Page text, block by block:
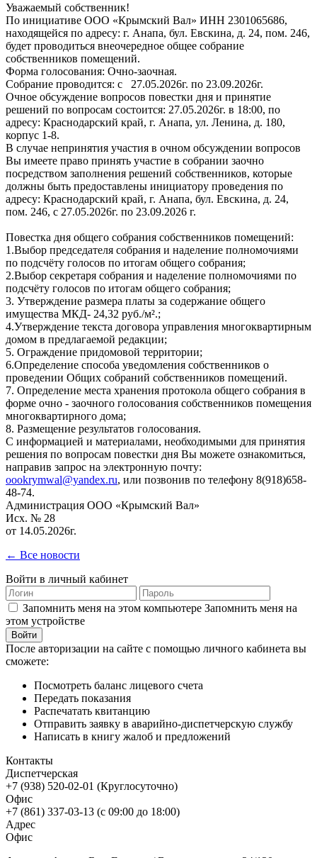
Уважаемый собственник!
По инициативе ООО «Крымский Вал» ИНН 2301065686,
находящейся по адресу: г. Анапа, бул. Евскина, д. 24, пом. 246,
будет проводиться внеочередное общее собрание
собственников помещений.
Форма голосования: Очно-заочная.
Собрание проводится: с 27.05.2026г. по 23.09.2026г.
Очное обсуждение вопросов повестки дня и принятие
решений по вопросам состоится: 27.05.2026г. в 18:00, по
адресу: Краснодарский край, г. Анапа, ул. Ленина, д. 180,
корпус 1-8.
В случае непринятия участия в очном обсуждении вопросов
Вы имеете право принять участие в собрании заочно
посредством заполнения решений собственников, которые
должны быть предоставлены инициатору проведения по
адресу: Краснодарский край, г. Анапа, бул. Евскина, д. 24,
пом. 246, с 27.05.2026г. по 23.09.2026 г.
Повестка дня общего собрания собственников помещений:
1.Выбор председателя собрания и наделение полномочиями
по подсчёту голосов по итогам общего собрания;
2.Выбор секретаря собрания и наделение полномочиями по
подсчёту голосов по итогам общего собрания;
3. Утверждение размера платы за содержание общего
имущества МКД- 24,32 руб./м².;
4.Утверждение текста договора управления многоквартирным
домом в предлагаемой редакции;
5. Ограждение придомовой территории;
6.Определение способа уведомления собственников о
проведении Общих собраний собственников помещений.
7. Определение места хранения протокола общего собрания в
форме очно - заочного голосования собственников помещения
многоквартирного дома;
8. Размещение результатов голосования.
С информацией и материалами, необходимыми для принятия
решения по вопросам повестки дня Вы можете ознакомиться,
направив запрос на электронную почту:
oookrymwal@yandex.ru, или позвонив по телефону 8(918)658-
48-74.
Администрация ООО «Крымский Вал»
Исх. № 28
от 14.05.2026г.
← Все новости
Войти в личный кабинет
Запомнить меня на этом компьютере Запомнить меня на
этом устройстве
После авторизации на сайте с помощью личного кабинета вы
сможете:
Посмотреть баланс лицевого счета
Передать показания
Распечатать квитанцию
Отправить заявку в аварийно-диспетчерскую службу
Написать в книгу жалоб и предложений
Контакты
Диспетчерская
+7 (938) 520-02-01 (Круглосуточно)
Офис
+7 (861) 337-03-13 (с 09:00 до 18:00)
Адрес
Офис